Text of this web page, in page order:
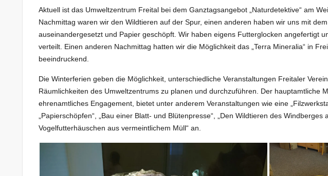
Aktuell ist das Umweltzentrum Freital bei dem Ganztagsangebot „Naturdetektive“ am
Nachmittag waren wir den Wildtieren auf der Spur, einen anderen haben wir uns mit dem
auseinandergesetzt und Papier geschöpft. Wir haben eigens Futterglocken angefertigt
verteilt. Einen anderen Nachmittag hatten wir die Möglichkeit das „Terra Mineralia“ in
beeindruckend.
Die Winterferien geben die Möglichkeit, unterschiedliche Veranstaltungen Freitaler
Räumlichkeiten des Umweltzentrums zu planen und durchzuführen. Der hauptamtliche
ehrenamtliches Engagement, bietet unter anderem Veranstaltungen wie eine
„Papierschöpfen“, „Bau einer Blatt- und Blütenpresse“, „Den Wildtieren des Windberges
Vogelfutterhäuschen aus vermeintlichem Müll“ an.